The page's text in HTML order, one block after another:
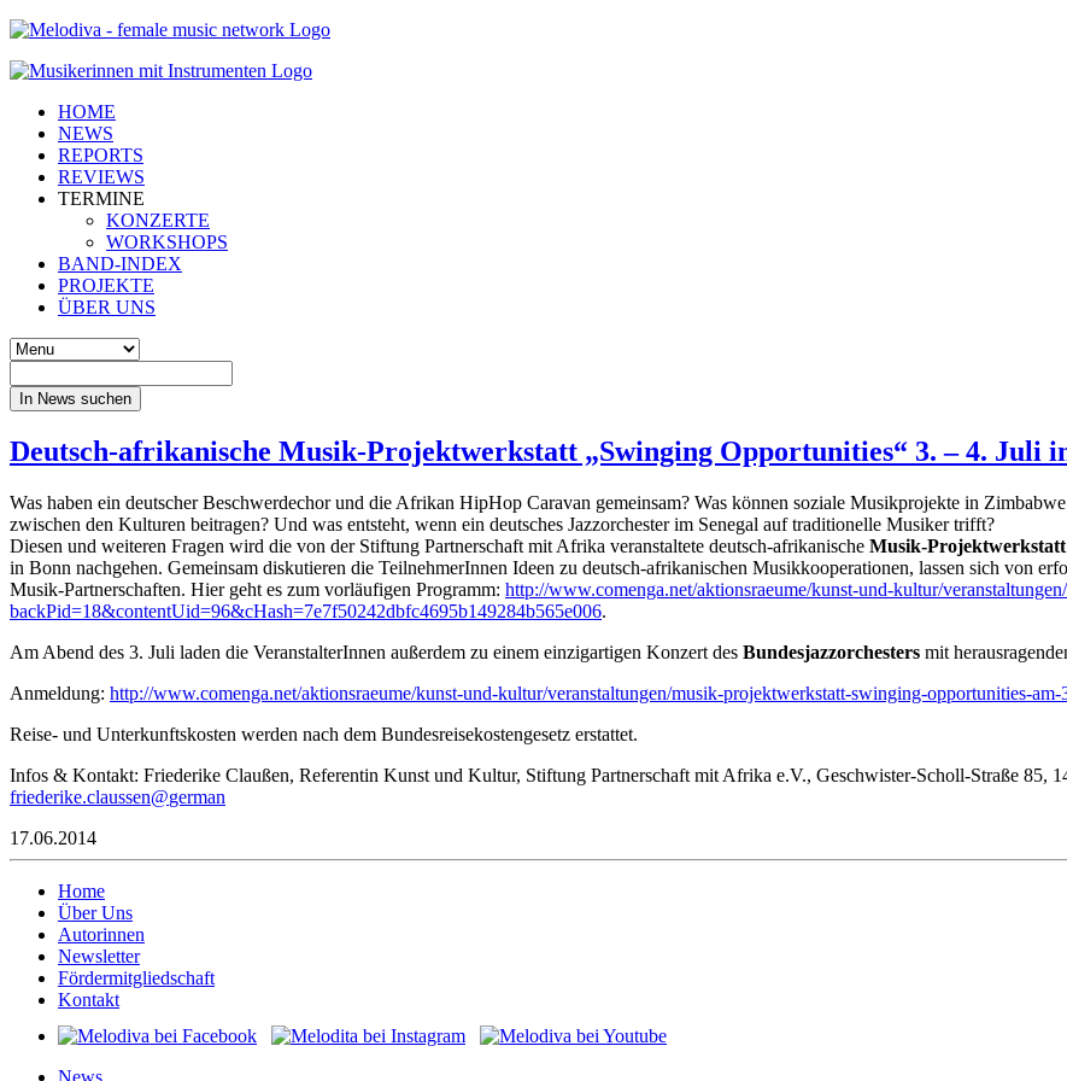
HOME
NEWS
REPORTS
REVIEWS
TERMINE
KONZERTE
WORKSHOPS
BAND-INDEX
PROJEKTE
ÜBER UNS
In News suchen
Deutsch-afrikanische Musik-Projektwerkstatt „Swinging Opportunities“ 3. – 4. Juli
Was haben ein deutscher Beschwerdechor und die Afrikan HipHop Caravan gemeinsam? Was können soziale Musikprojekte in
zwischen den Kulturen beitragen? Und was entsteht, wenn ein deutsches Jazzorchester im Senegal auf traditionelle Musiker trifft?
Diesen und weiteren Fragen wird die von der Stiftung Partnerschaft mit Afrika veranstaltete deutsch-afrikanische Musik-
in Bonn nachgehen. Gemeinsam diskutieren die TeilnehmerInnen Ideen zu deutsch-afrikanischen Musikkooperationen, lassen sich von
Musik-Partnerschaften. Hier geht es zum vorläufigen Programm: http://www.comenga.net/aktionsraeume/kunst-und-kultur/
backPid=18&contentUid=96&cHash=7e7f50242dbfc4695b149284b565e006.
Am Abend des 3. Juli laden die VeranstalterInnen außerdem zu einem einzigartigen Konzert des Bundesjazzorchesters mit
Anmeldung: http://www.comenga.net/aktionsraeume/kunst-und-kultur/veranstaltungen/musik-projektwerkstatt-swinging-opportunities-
Reise- und Unterkunftskosten werden nach dem Bundesreisekostengesetz erstattet.
Infos & Kontakt: Friederike Claußen, Referentin Kunst und Kultur, Stiftung Partnerschaft mit Afrika e.V., Geschwister-Scholl-Straße 85,
n
amreg
@ness
ualc.
ekire
deirf
17.06.2014
Home
Über Uns
Autorinnen
Newsletter
Fördermitgliedschaft
Kontakt
News